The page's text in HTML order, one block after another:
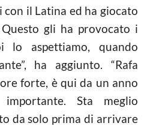
il Latina ed ha giocato
gli ha provocato i
lo aspettiamo, quando
ha aggiunto. “Rafa
forte, è qui da un anno
Sta meglio
da solo prima di arrivare